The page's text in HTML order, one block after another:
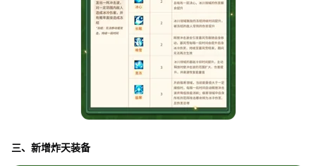
三、新增炸天装备